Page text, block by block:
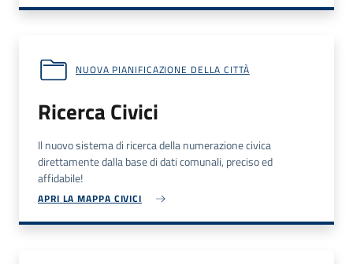
NUOVA PIANIFICAZIONE DELLA CITTÀ
Ricerca Civici
Il nuovo sistema di ricerca della numerazione civica
direttamente dalla base di dati comunali, preciso ed
affidabile!
APRI LA MAPPA CIVICI